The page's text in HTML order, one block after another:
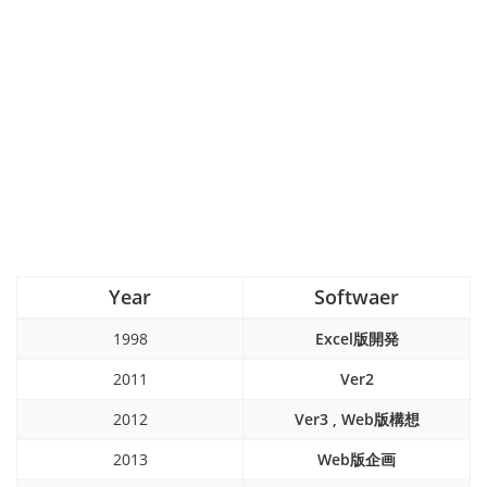
Year Softwaer
1998
Excel版開発
2011
Ver2
2012
Ver3 , Web版構想
2013
Web版企画